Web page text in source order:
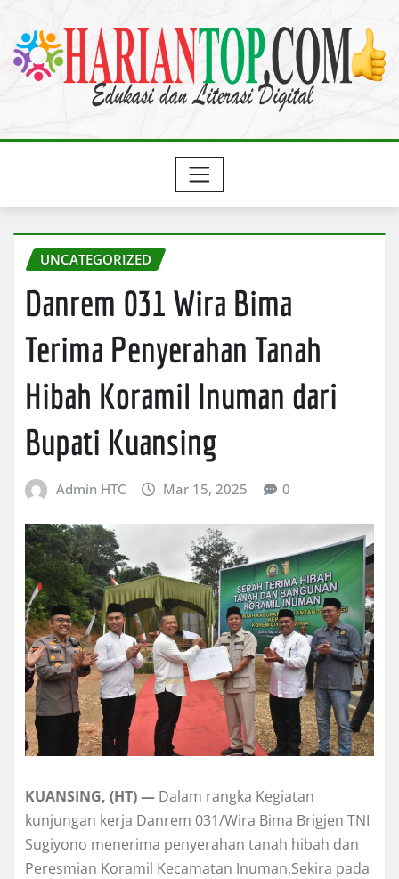
content
UNCATEGORIZED
Danrem 031 Wira Bima
Terima Penyerahan Tanah
Hibah Koramil Inuman dari
Bupati Kuansing
Admin HTC Mar 15, 2025 0
KUANSING, (HT) — Dalam rangka Kegiatan
kunjungan kerja Danrem 031/Wira Bima Brigjen TNI
Sugiyono menerima penyerahan tanah hibah dan
Peresmian Koramil Kecamatan Inuman,Sekira pada